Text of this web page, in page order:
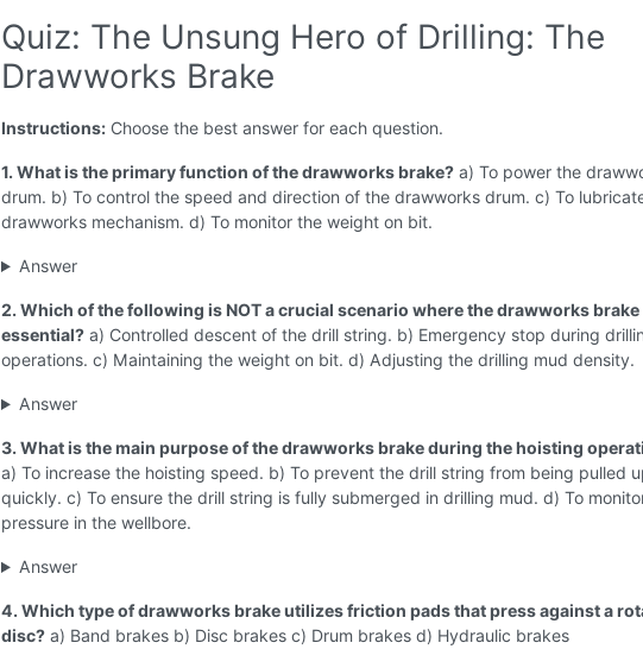
Quiz: The Unsung Hero of Drilling: The
Drawworks Brake
Instructions: Choose the best answer for each question.
1. What is the primary function of the drawworks brake? a) To power the
drum. b) To control the speed and direction of the drawworks drum. c) To
drawworks mechanism. d) To monitor the weight on bit.
Answer
2. Which of the following is NOT a crucial scenario where the drawworks brake
essential? a) Controlled descent of the drill string. b) Emergency stop during
operations. c) Maintaining the weight on bit. d) Adjusting the drilling mud density.
Answer
3. What is the main purpose of the drawworks brake during the hoisting
a) To increase the hoisting speed. b) To prevent the drill string from being pulled
quickly. c) To ensure the drill string is fully submerged in drilling mud. d) To
pressure in the wellbore.
Answer
4. Which type of drawworks brake utilizes friction pads that press against a
disc? a) Band brakes b) Disc brakes c) Drum brakes d) Hydraulic brakes